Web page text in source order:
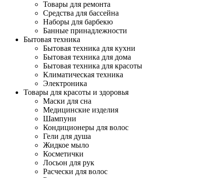
Товары для ремонта
Средства для бассейна
Наборы для барбекю
Банные принадлежности
Бытовая техника
Бытовая техника для кухни
Бытовая техника для дома
Бытовая техника для красоты
Климатическая техника
Электроника
Товары для красоты и здоровья
Маски для сна
Медицинские изделия
Шампуни
Кондиционеры для волос
Гели для душа
Жидкое мыло
Косметички
Лосьон для рук
Расчески для волос